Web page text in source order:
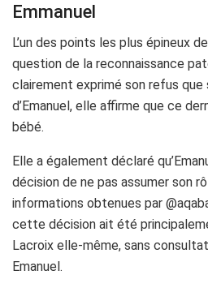
Emmanuel
L’un des points les plus épineux
question de la reconnaissance
clairement exprimé son refus
d’Emanuel, elle affirme que ce
bébé.
Elle a également déclaré
décision de ne pas assumer son
informations obtenues par
cette décision ait été
Lacroix elle-même, sans
Emanuel.